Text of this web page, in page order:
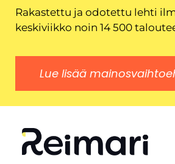
Rakastettu ja odotettu lehti
keskiviikko noin 14 500
Lue lisää